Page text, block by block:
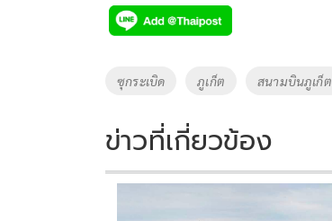
e
b
o
k
tt
er
p
y
Li
k
Tags
ซุกระเบิด ภูเก็ต สนามบินภูเก็ต
ข่าวที่เกี่ยวข้อง